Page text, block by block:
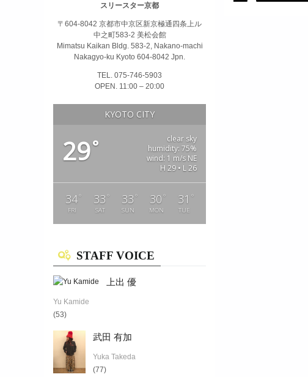
スリースター京都
〒604-8042 京都市中京区新京極通四条上ル
中之町583-2 美松会館
Mimatsu Kaikan Bldg. 583-2, Nakano-machi
Nakagyo-ku Kyoto 604-8042 Jpn.
TEL. 075-746-5903
OPEN. 11:00 – 20:00
KYOTO CITY
29°
clear sky
humidity: 75%
wind: 1 m/s NE
H 29 • L 26
34°
FRI
33 °
SAT
33 °
SUN
30 °
MON
31 °
TUE
STAFF VOICE
上出 優
Yu Kamide
(53)
武田 有加
Yuka Takeda
(77)